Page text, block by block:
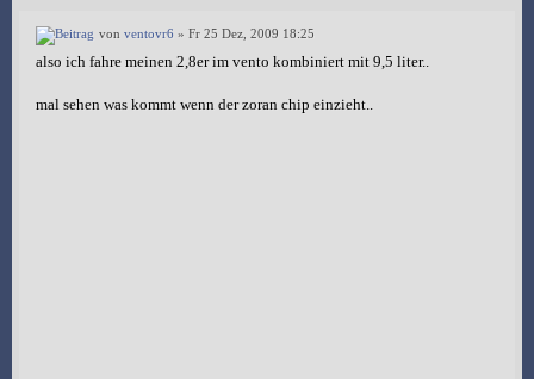
von ventovr6 » Fr 25 Dez, 2009 18:25
also ich fahre meinen 2,8er im vento kombiniert mit 9,5 liter..
mal sehen was kommt wenn der zoran chip einzieht..